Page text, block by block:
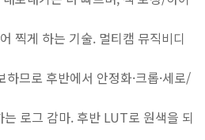
찍게 하는 기술. 멀티캠 뮤직비디
므로 후반에서 안정화·크롭·세로/
로그 감마. 후반 LUT로 원색을 되